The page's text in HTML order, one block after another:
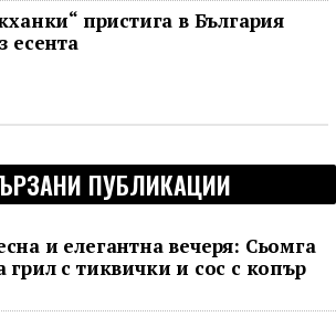
пристига в България
есента
ПУБЛИКАЦИИ
и елегантна вечеря: Сьомга
грил с тиквички и сос с копър